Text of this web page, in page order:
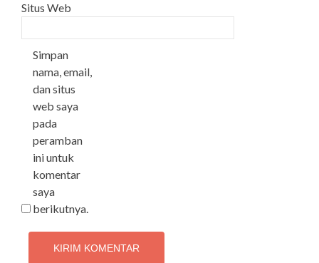
Situs Web
Simpan
nama, email,
dan situs
web saya
pada
peramban
ini untuk
komentar
saya
berikutnya.